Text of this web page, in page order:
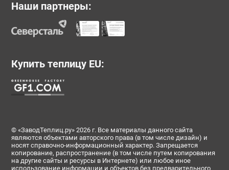
Наши партнеры:
Купить теплицу EU:
© «ЗаводТеплиц.ру» 2026 г. Все материалы данного сайта
являются объектами авторского права (в том числе дизайн) и
носят справочно-информационный характер. Запрещается
копирование, распространение (в том числе путем копирования
на другие сайты и ресурсы в Интернете) или любое иное
использование информации и объектов без предварительного